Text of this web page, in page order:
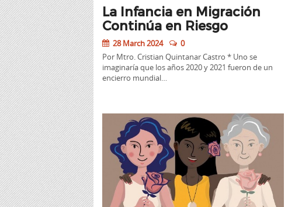
La Infancia en Migración
Continúa en Riesgo
28 March 2024
0
Por Mtro. Cristian Quintanar Castro * Uno se
imaginaría que los años 2020 y 2021 fueron de un
encierro mundial…